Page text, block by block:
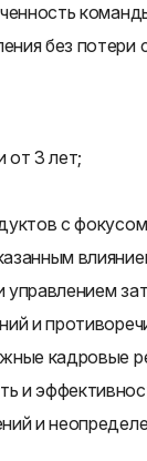
без потери
от 3 лет;
с
и
кадровые
и
и